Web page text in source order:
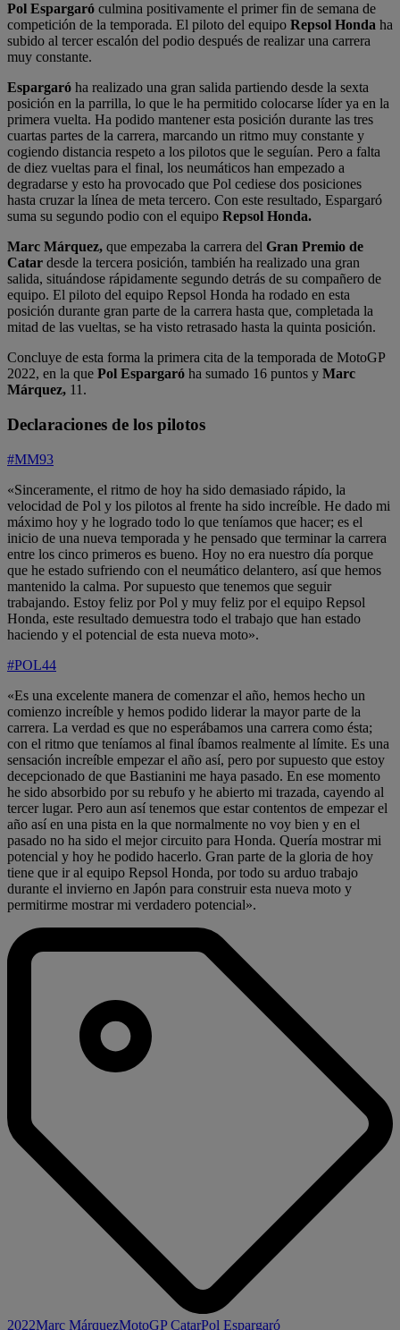
Pol Espargaró culmina positivamente el primer fin de semana de
competición de la temporada. El piloto del equipo Repsol Honda ha
subido al tercer escalón del podio después de realizar una carrera
muy constante.
Espargaró ha realizado una gran salida partiendo desde la sexta
posición en la parrilla, lo que le ha permitido colocarse líder ya en la
primera vuelta. Ha podido mantener esta posición durante las tres
cuartas partes de la carrera, marcando un ritmo muy constante y
cogiendo distancia respeto a los pilotos que le seguían. Pero a falta
de diez vueltas para el final, los neumáticos han empezado a
degradarse y esto ha provocado que Pol cediese dos posiciones
hasta cruzar la línea de meta tercero. Con este resultado, Espargaró
suma su segundo podio con el equipo Repsol Honda.
Marc Márquez, que empezaba la carrera del Gran Premio de
Catar desde la tercera posición, también ha realizado una gran
salida, situándose rápidamente segundo detrás de su compañero de
equipo. El piloto del equipo Repsol Honda ha rodado en esta
posición durante gran parte de la carrera hasta que, completada la
mitad de las vueltas, se ha visto retrasado hasta la quinta posición.
Concluye de esta forma la primera cita de la temporada de MotoGP
2022, en la que Pol Espargaró ha sumado 16 puntos y Marc
Márquez, 11.
Declaraciones de los pilotos
#MM93
«Sinceramente, el ritmo de hoy ha sido demasiado rápido, la
velocidad de Pol y los pilotos al frente ha sido increíble. He dado mi
máximo hoy y he logrado todo lo que teníamos que hacer; es el
inicio de una nueva temporada y he pensado que terminar la carrera
entre los cinco primeros es bueno. Hoy no era nuestro día porque
que he estado sufriendo con el neumático delantero, así que hemos
mantenido la calma. Por supuesto que tenemos que seguir
trabajando. Estoy feliz por Pol y muy feliz por el equipo Repsol
Honda, este resultado demuestra todo el trabajo que han estado
haciendo y el potencial de esta nueva moto».
#POL44
«Es una excelente manera de comenzar el año, hemos hecho un
comienzo increíble y hemos podido liderar la mayor parte de la
carrera. La verdad es que no esperábamos una carrera como ésta;
con el ritmo que teníamos al final íbamos realmente al límite. Es una
sensación increíble empezar el año así, pero por supuesto que estoy
decepcionado de que Bastianini me haya pasado. En ese momento
he sido absorbido por su rebufo y he abierto mi trazada, cayendo al
tercer lugar. Pero aun así tenemos que estar contentos de empezar el
año así en una pista en la que normalmente no voy bien y en el
pasado no ha sido el mejor circuito para Honda. Quería mostrar mi
potencial y hoy he podido hacerlo. Gran parte de la gloria de hoy
tiene que ir al equipo Repsol Honda, por todo su arduo trabajo
durante el invierno en Japón para construir esta nueva moto y
permitirme mostrar mi verdadero potencial».
2022Marc MárquezMotoGP CatarPol Espargaró